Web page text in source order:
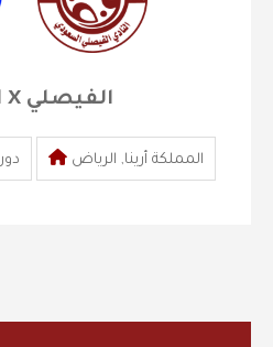
الهلال X الفيصلي
المملكة أرينا, الرياض